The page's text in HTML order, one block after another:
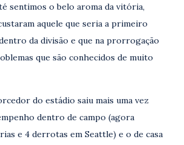
sentimos o belo aroma da vitória,
aquele que seria a primeiro
da divisão e que na prorrogação
que são conhecidos de muito
do estádio saiu mais uma vez
dentro de campo (agora
e 4 derrotas em Seattle) e o de casa